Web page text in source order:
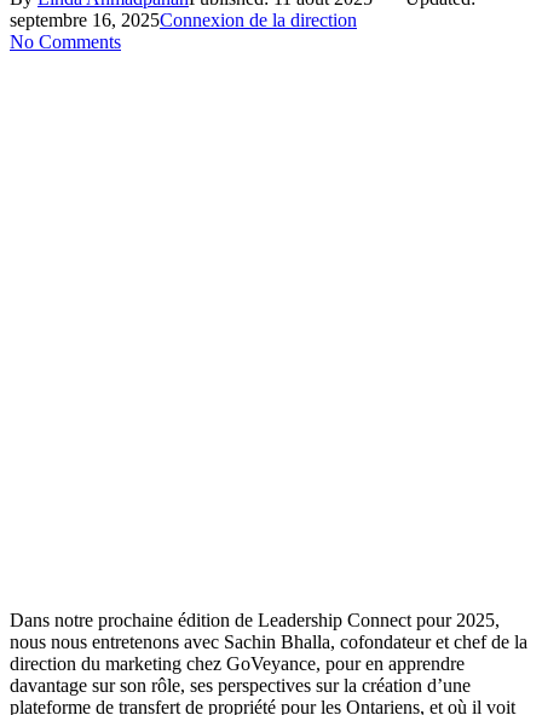
septembre 16, 2025Connexion de la direction
No Comments
Dans notre prochaine édition de Leadership Connect pour 2025,
nous nous entretenons avec Sachin Bhalla, cofondateur et chef de la
direction du marketing chez GoVeyance, pour en apprendre
davantage sur son rôle, ses perspectives sur la création d’une
plateforme de transfert de propriété pour les Ontariens, et où il voit